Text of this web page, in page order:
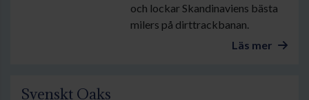
och lockar Skandinaviens bästa
milers på dirttrackbanan.
Läs mer
Svenskt Oaks